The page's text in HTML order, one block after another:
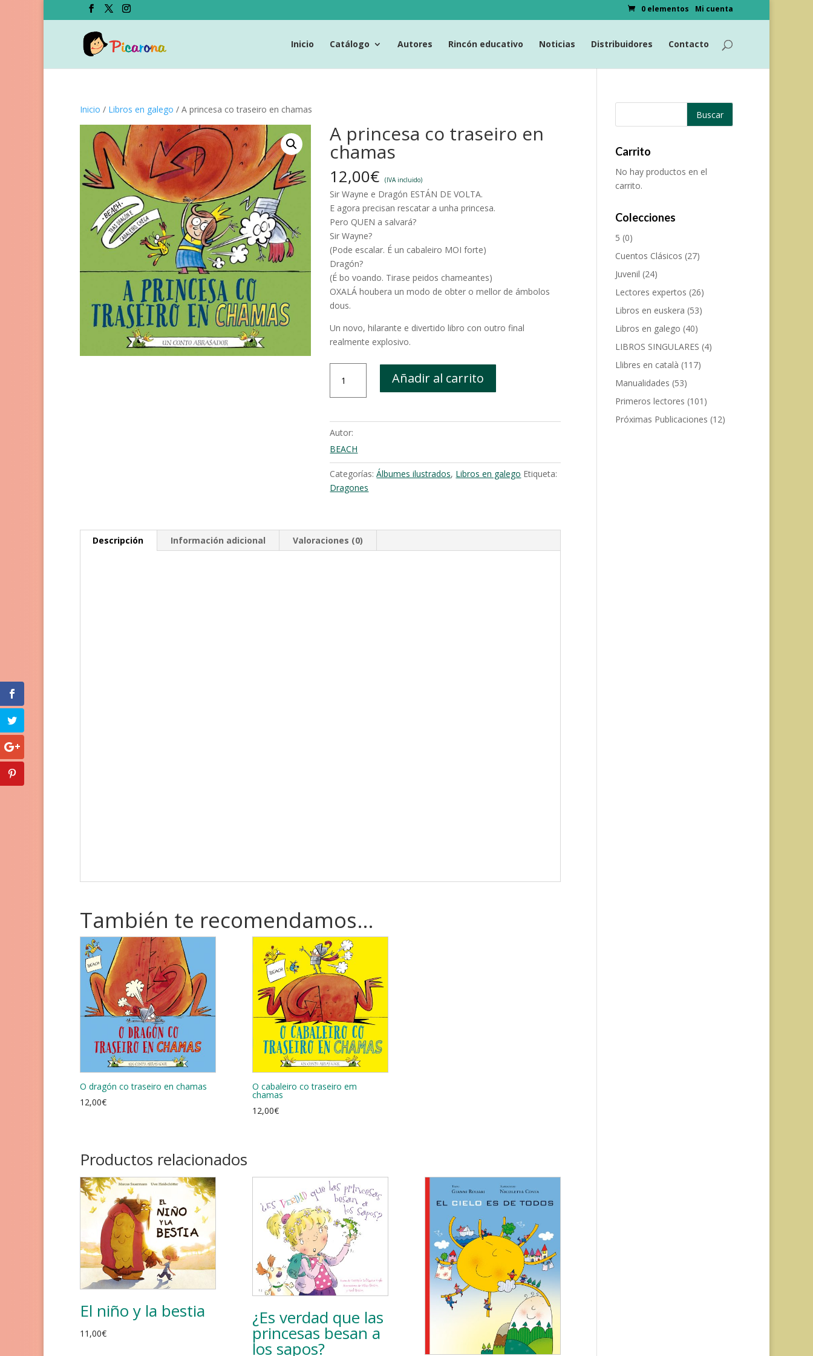
Mi cuenta
0 elementos
Inicio Catálogo Autores Rincón educativo Noticias Distribuidores Contacto
Inicio / Libros en galego / A princesa co traseiro en chamas
A princesa co traseiro en
chamas
12,00€ (IVA incluido)
Sir Wayne e Dragón ESTÁN DE VOLTA.
E agora precisan rescatar a unha princesa.
Pero QUEN a salvará?
Sir Wayne?
(Pode escalar. É un cabaleiro MOI forte)
Dragón?
(É bo voando. Tirase peidos chameantes)
OXALÁ houbera un modo de obter o mellor de ámbolos
dous.
Un novo, hilarante e divertido libro con outro final
realmente explosivo.
princesa
co
en
chamas
cantidad
Añadir al carrito
Autor:
BEACH
Categorías:Álbumes ilustrados, Libros en galego Etiqueta:
Dragones
Descripción Información adicional Valoraciones (0)
También te recomendamos…
O dragón co traseiro en chamas
12,00€
O cabaleiro co traseiro em
chamas
12,00€
Productos relacionados
El niño y la bestia
11,00€
¿Es verdad que las
princesas besan a
los sapos?
Carrito
No hay productos en el
carrito.
Colecciones
5 (0)
Cuentos Clásicos (27)
Juvenil (24)
Lectores expertos (26)
Libros en euskera (53)
Libros en galego (40)
LIBROS SINGULARES (4)
Llibres en català (117)
Manualidades (53)
Primeros lectores (101)
Próximas Publicaciones (12)